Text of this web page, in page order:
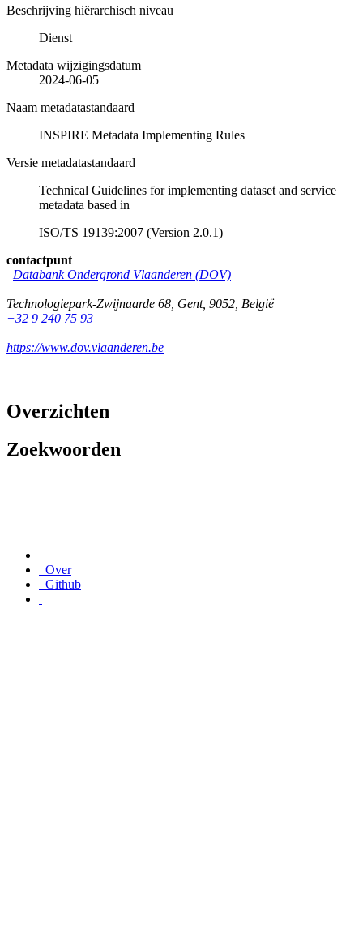
Beschrijving hiërarchisch niveau
Dienst
Metadata wijzigingsdatum
2024-06-05
Naam metadatastandaard
INSPIRE Metadata Implementing Rules
Versie metadatastandaard
Technical Guidelines for implementing dataset and service
metadata based in
ISO/TS 19139:2007 (Version 2.0.1)
contactpunt
Databank Ondergrond Vlaanderen (DOV)
Technologiepark-Zwijnaarde 68 Gent, 9052 België
+32 9 240 75 93
https://www.dov.vlaanderen.be
Overzichten
Zoekwoorden
Over
Github